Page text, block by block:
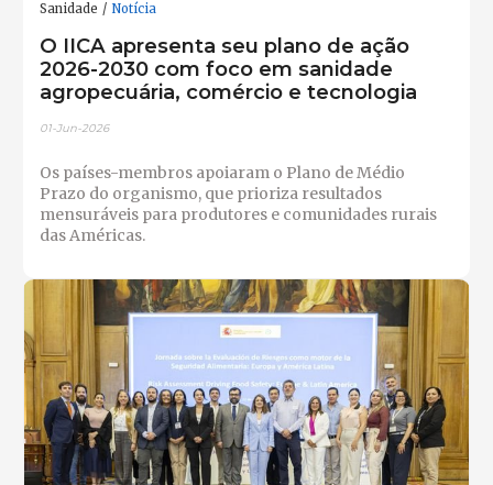
Sanidade Notícia
O IICA apresenta seu plano de ação
2026-2030 com foco em sanidade
agropecuária, comércio e tecnologia
01-Jun-2026
Os países-membros apoiaram o Plano de Médio
Prazo do organismo, que prioriza resultados
mensuráveis para produtores e comunidades rurais
das Américas.